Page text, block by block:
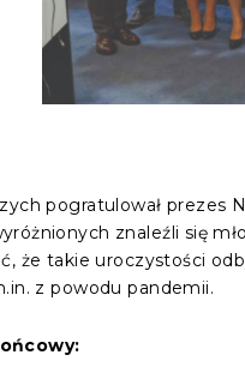
pogratulował prezes
znaleźli się
że takie uroczystości
z powodu pandemii.